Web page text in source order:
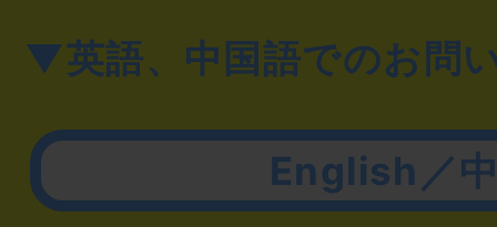
▼英語、中国語でのお問
English／